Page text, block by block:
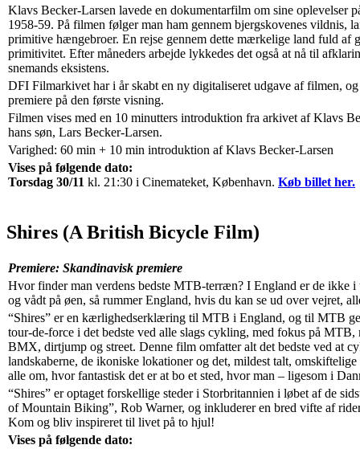
Klavs Becker-Larsen lavede en dokumentarfilm om sine oplevelser
1958-59. På filmen følger man ham gennem bjergskovenes vildnis,
primitive hængebroer. En rejse gennem dette mærkelige land fuld af
primitivitet. Efter måneders arbejde lykkedes det også at nå til
snemands eksistens.
DFI Filmarkivet har i år skabt en ny digitaliseret udgave af filmen,
premiere på den første visning.
Filmen vises med en 10 minutters introduktion fra arkivet af Klavs
hans søn, Lars Becker-Larsen.
Varighed: 60 min + 10 min introduktion af Klavs Becker-Larsen
Vises på følgende dato:
Torsdag 30/11 kl. 21:30 i Cinemateket, København. Køb billet her.
Shires (A British Bicycle Film)
Premiere: Skandinavisk premiere
Hvor finder man verdens bedste MTB-terræn? I England er de ikke
og vådt på øen, så rummer England, hvis du kan se ud over vejret,
“Shires” er en kærlighedserklæring til MTB i England, og til MTB
tour-de-force i det bedste ved alle slags cykling, med fokus på MTB,
BMX, dirtjump og street. Denne film omfatter alt det bedste ved at
landskaberne, de ikoniske lokationer og det, mildest talt,
alle om, hvor fantastisk det er at bo et sted, hvor man – ligesom i
“Shires” er optaget forskellige steder i Storbritannien i løbet af de
of Mountain Biking”, Rob Warner, og inkluderer en bred vifte af
Kom og bliv inspireret til livet på to hjul!
Vises på følgende dato: